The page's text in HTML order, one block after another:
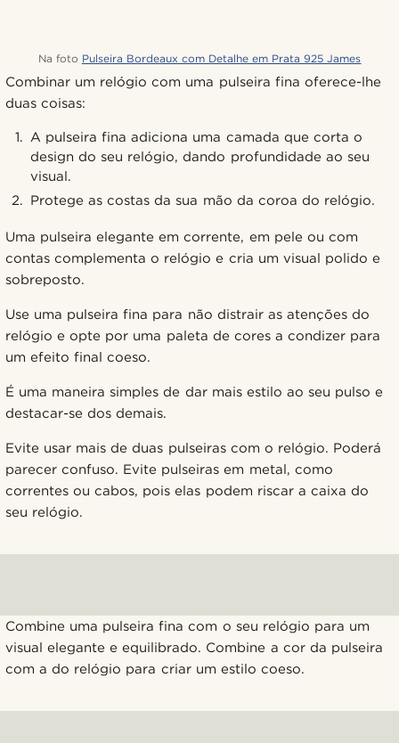
Na foto Pulseira Bordeaux com Detalhe em Prata 925 James
Combinar um relógio com uma pulseira fina oferece-lhe
duas coisas:
A pulseira fina adiciona uma camada que corta o
design do seu relógio, dando profundidade ao seu
visual.
Protege as costas da sua mão da coroa do relógio.
Uma pulseira elegante em corrente, em pele ou com
contas complementa o relógio e cria um visual polido e
sobreposto.
Use uma pulseira fina para não distrair as atenções do
relógio e opte por uma paleta de cores a condizer para
um efeito final coeso.
É uma maneira simples de dar mais estilo ao seu pulso e
destacar-se dos demais.
Evite usar mais de duas pulseiras com o relógio. Poderá
parecer confuso. Evite pulseiras em metal, como
correntes ou cabos, pois elas podem riscar a caixa do
seu relógio.
Combine uma pulseira fina com o seu relógio para um
visual elegante e equilibrado. Combine a cor da pulseira
com a do relógio para criar um estilo coeso.